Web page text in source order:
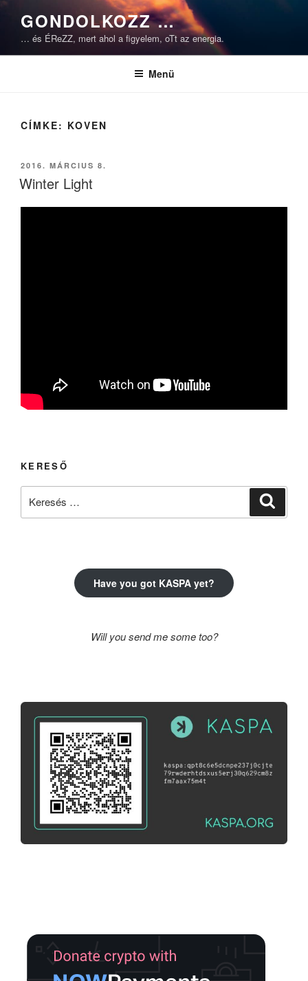
Tartalomhoz
GONDOLKOZZ …
… és ÉReZZ, mert ahol a figyelem, oTt az energia.
Menü
CÍMKE: KOVEN
BEKÜLDVE:
2016. MÁRCIUS 8.
Winter Light
KERESŐ
Have you got KASPA yet?
Will you send me some too?